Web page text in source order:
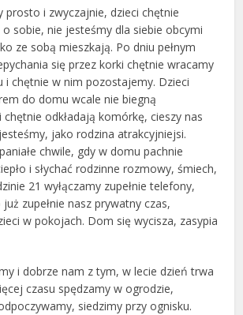
prosto i zwyczajnie, dzieci chętnie
sobie, nie jesteśmy dla siebie obcymi
ze sobą mieszkają. Po dniu pełnym
się przez korki chętnie wracamy
i chętnie w nim pozostajemy. Dzieci
do domu wcale nie biegną
odkładają komórkę, cieszy nas
jako rodzina atrakcyjniejsi.
chwile, gdy w domu pachnie
i słychać rodzinne rozmowy, śmiech,
21 wyłączamy zupełnie telefony,
zupełnie nasz prywatny czas,
w pokojach. Dom się wycisza, zasypia
i dobrze nam z tym, w lecie dzień trwa
czasu spędzamy w ogrodzie,
siedzimy przy ognisku.